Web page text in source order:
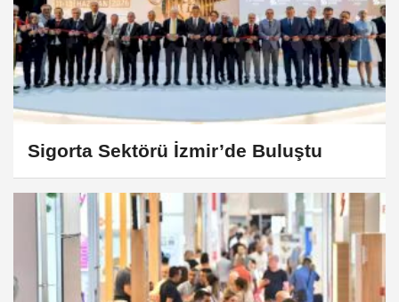
Sigorta Sektörü İzmir’de Buluştu